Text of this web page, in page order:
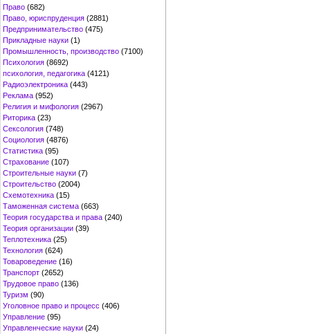
Право (682)
Право, юриспруденция (2881)
Предпринимательство (475)
Прикладные науки (1)
Промышленность, производство (7100)
Психология (8692)
психология, педагогика (4121)
Радиоэлектроника (443)
Реклама (952)
Религия и мифология (2967)
Риторика (23)
Сексология (748)
Социология (4876)
Статистика (95)
Страхование (107)
Строительные науки (7)
Строительство (2004)
Схемотехника (15)
Таможенная система (663)
Теория государства и права (240)
Теория организации (39)
Теплотехника (25)
Технология (624)
Товароведение (16)
Транспорт (2652)
Трудовое право (136)
Туризм (90)
Уголовное право и процесс (406)
Управление (95)
Управленческие науки (24)